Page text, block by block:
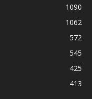
1090
1062
572
545
425
413